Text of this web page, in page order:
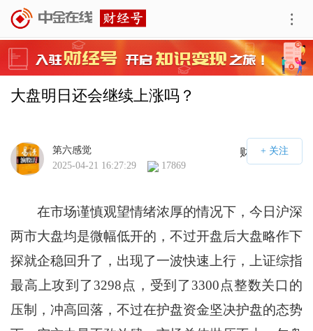
大盘明日还会继续上涨吗？
财经号APP
第六感觉
2025-04-21 16:27:29
17869
在市场谨慎观望情绪浓厚的情况下，今日沪深
两市大盘均是微幅低开的，不过开盘后大盘略作下
探就企稳回升了，出现了一波快速上行，上证综指
最高上攻到了3298点，受到了3300点整数关口的
压制，冲高回落，不过在护盘资金坚决护盘的态势